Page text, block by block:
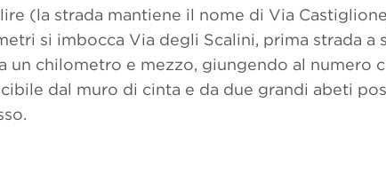
(la strada mantiene il nome di Via
si imbocca Via degli Scalini, prima strada a
un chilometro e mezzo, giungendo al numero
dal muro di cinta e da due grandi abeti